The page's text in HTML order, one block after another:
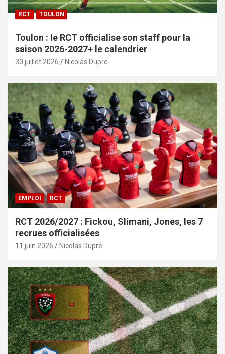
RCT TOULON
Toulon : le RCT officialise son staff pour la
saison 2026-2027+ le calendrier
30 juillet 2026 Nicolas Dupre
EMPLOI RCT
RCT 2026/2027 : Fickou, Slimani, Jones, les 7
recrues officialisées
11 juin 2026 Nicolas Dupre